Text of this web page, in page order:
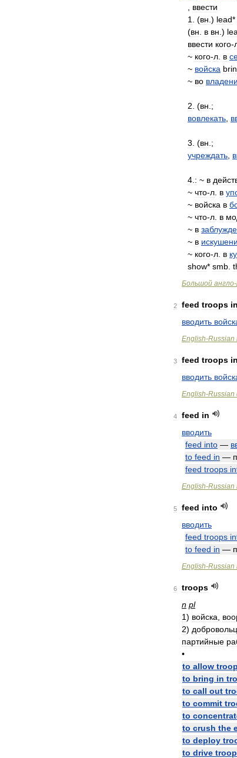
ввести
1
. (вн .) lead*
(вн в вн .)
ввести кого-
~ кого-л в
~ войска
~ во
2 . (вн .;
вовлекать
3 . (вн .;
учреждать
4 : ~ в
~ что-л в
~ войска в
~ что-л в
~ в
~ в
~ кого-л в
show* smb
Большой англо-
2 feed troops
вводить
English-Russian
3 feed troops
вводить
English-Russian
4 feed in
вводить
feed into —
to feed in —
feed troops
English-Russian
5 feed into
вводить
feed troops
to feed in —
English-Russian
6
troops
n pl
1) войска
2)
партийные
•
to allow
to bring in
to call out
to commit
to
to crush the
to deploy
to drive